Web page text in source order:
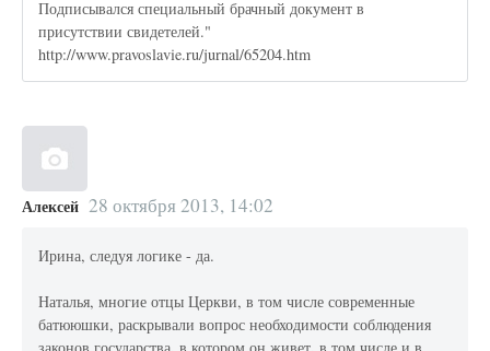
Подписывался специальный брачный документ в
присутствии свидетелей."
http://www.pravoslavie.ru/jurnal/65204.htm
Алексей 28 октября 2013, 14:02
Ирина, следуя логике - да.
Наталья, многие отцы Церкви, в том числе современные
батююшки, раскрывали вопрос необходимости соблюдения